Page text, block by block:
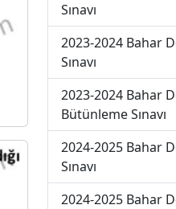
Sınavı
2023-2024 Bahar
Sınavı
2023-2024 Bahar
Bütünleme Sınavı
2024-2025 Bahar
Sınavı
2024-2025 Bahar